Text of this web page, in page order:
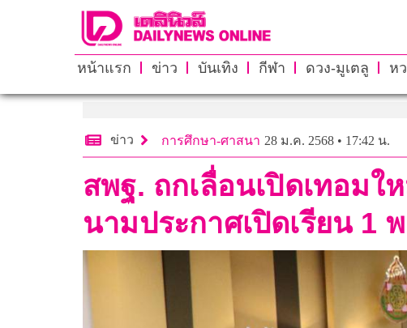
หน้าแรก ข่าว บันเทิง กีฬา ดวง-มูเตลู ห
ข่าว การศึกษา-ศาสนา 28 ม.ค. 2568 • 17:42 น.
สพฐ. ถกเลื่อนเปิดเทอม
นามประกาศเปิดเรียน 1